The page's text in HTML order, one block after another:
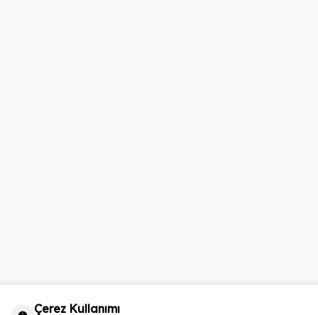
Çerez Kullanımı